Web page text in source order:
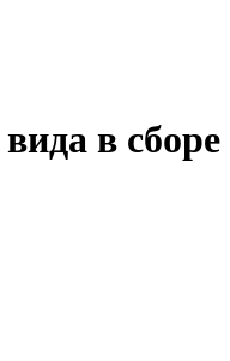
в сборе